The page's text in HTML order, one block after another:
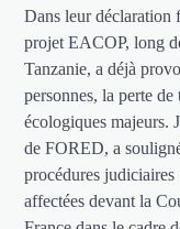
Dans leur déclaration
projet EACOP, long
Tanzanie, a déjà
personnes, la perte
écologiques majeurs.
de FORED, a
procédures judiciaires
affectées devant la